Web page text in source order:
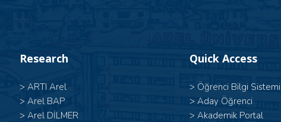
Research
> ARTI Arel
> Arel BAP
> Arel DİLMER
Quick Access
> Öğrenci Bilgi Sistemi
> Aday Öğrenci
> Akademik Portal